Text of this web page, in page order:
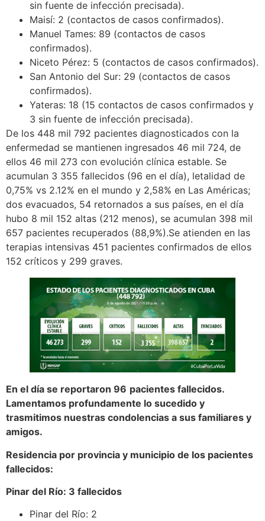
sin fuente de infección precisada).
Maisí: 2 (contactos de casos confirmados).
Manuel Tames: 89 (contactos de casos
confirmados).
Niceto Pérez: 5 (contactos de casos confirmados).
San Antonio del Sur: 29 (contactos de casos
confirmados).
Yateras: 18 (15 contactos de casos confirmados y
3 sin fuente de infección precisada).
De los 448 mil 792 pacientes diagnosticados con la
enfermedad se mantienen ingresados 46 mil 724, de
ellos 46 mil 273 con evolución clínica estable. Se
acumulan 3 355 fallecidos (96 en el día), letalidad de
0,75% vs 2.12% en el mundo y 2,58% en Las Américas;
dos evacuados, 54 retornados a sus países, en el día
hubo 8 mil 152 altas (212 menos), se acumulan 398 mil
657 pacientes recuperados (88,9%).Se atienden en las
terapias intensivas 451 pacientes confirmados de ellos
152 críticos y 299 graves.
En el día se reportaron 96 pacientes fallecidos.
Lamentamos profundamente lo sucedido y
trasmitimos nuestras condolencias a sus familiares y
amigos.
Residencia por provincia y municipio de los pacientes
fallecidos:
Pinar del Río: 3 fallecidos
Pinar del Río: 2